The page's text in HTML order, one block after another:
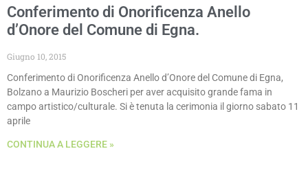
Conferimento di Onorificenza Anello
d’Onore del Comune di Egna.
Giugno 10, 2015
Conferimento di Onorificenza Anello d’Onore del Comune di Egna,
Bolzano a Maurizio Boscheri per aver acquisito grande fama in
campo artistico/culturale. Si è tenuta la cerimonia il giorno sabato 11
aprile
CONTINUA A LEGGERE »